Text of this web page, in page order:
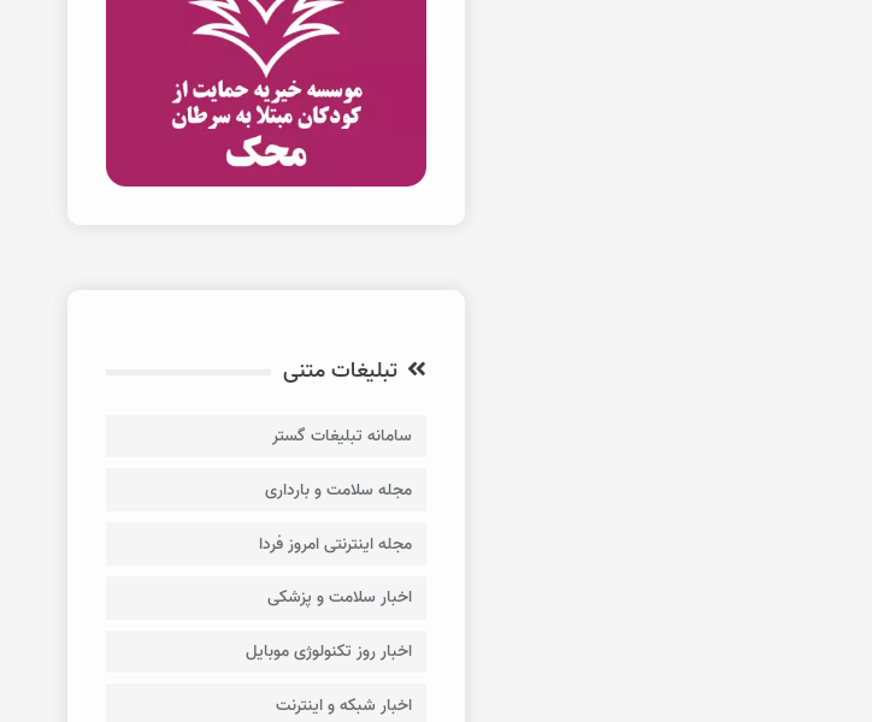
تبلیغات متنی
سامانه تبلیغات گستر
مجله سلامت و بارداری
مجله اینترنتی امروز فردا
اخبار سلامت و پزشکی
اخبار روز تکنولوژی موبایل
اخبار شبکه و اینترنت